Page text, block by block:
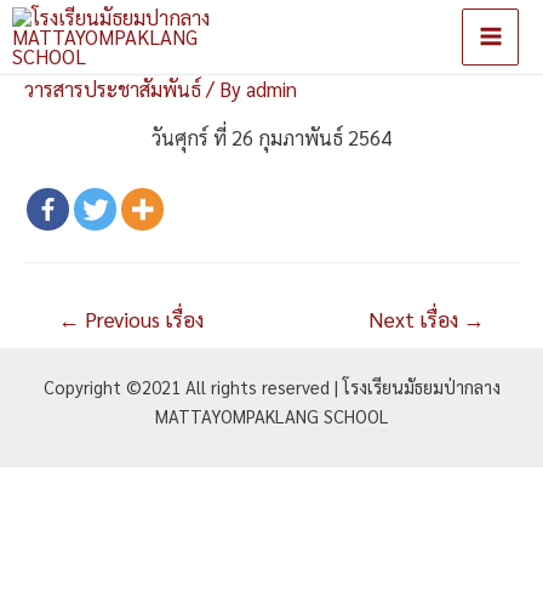
Main
วารสารประชาสัมพันธ์/ Byadmin
วันศุกร์ ที่ 26 กุมภาพันธ์ 2564
แนะแนว
← Previous เรื่อง Next เรื่อง →
Copyright ©2021 All rights reserved | โรงเรียนมัธยมป่ากลาง
MATTAYOMPAKLANG SCHOOL